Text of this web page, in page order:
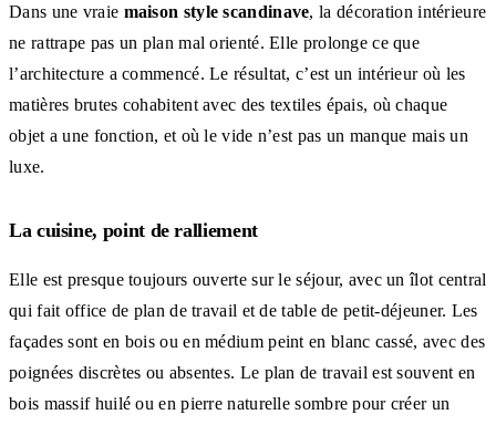
Dans une vraie maison style scandinave, la décoration intérieure
ne rattrape pas un plan mal orienté. Elle prolonge ce que
l’architecture a commencé. Le résultat, c’est un intérieur où les
matières brutes cohabitent avec des textiles épais, où chaque
objet a une fonction, et où le vide n’est pas un manque mais un
luxe.
La cuisine, point de ralliement
Elle est presque toujours ouverte sur le séjour, avec un îlot central
qui fait office de plan de travail et de table de petit-déjeuner. Les
façades sont en bois ou en médium peint en blanc cassé, avec des
poignées discrètes ou absentes. Le plan de travail est souvent en
bois massif huilé ou en pierre naturelle sombre pour créer un